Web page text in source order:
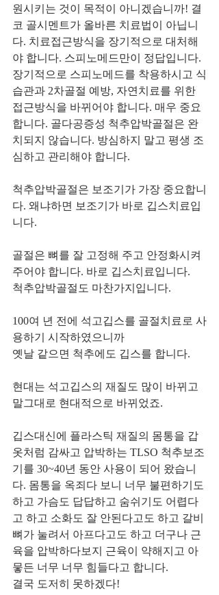
원시키는 것이 목적이 아니겠습니까! 결
코 골시멘트가 올바른 치료법이 아닙니
다. 치료접근방식을 장기적으로 대처해
야 합니다. 스피노메드만이 정답입니다.
장기적으로 스피노메드를 착용하시고 식
습관과 2차골절 예방, 자연치료를 위한
접근방식을 바뀌어야 합니다. 매우 중요
합니다. 골다공증성 척추압박골절은 완
치되지 않습니다. 방심하지 말고 평생 조
심하고 관리해야 합니다.
척추압박골절은 보조기가 가장 중요합니
다. 왜냐하면 보조기가 바로 깁스치료입
니다.
골절은 뼈를 잘 고정해 주고 안정화시켜
주어야 합니다. 바로 깁스치료입니다.
척추압박골절도 마찬가지입니다.
100여 년 전에 석고깁스를 골절치료로 사
용하기 시작하였으니까
옛날 같으면 척추에도 깁스를 합니다.
현대는 석고깁스의 재질도 많이 바뀌고
말그대로 현대적으로 바뀌었죠.
깁스대신에 플라스틱 재질의 몸통을 갑
옷처럼 감싸고 압박하는 TLSO 척추보조
기를 30~40년 동안 사용이 되어 왔습니
다. 몸통을 옥죄다 보니 너무 불편하기도
하고 가슴도 답답하고 숨쉬기도 어렵다
고 하고 소화도 잘 안된다고도 하고 갈비
뼈가 눌려서 아프다고도 하고 더구나 근
육을 압박하다보지 근육이 약해지고 아
뭏든 너무 너무 힘들다고 합니다.
결국 도저히 못하겠다!